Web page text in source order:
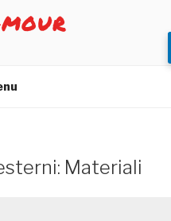
Materiali